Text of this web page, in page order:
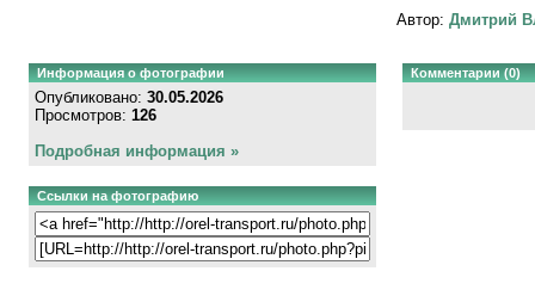
Автор: Дмитрий
Информация о фотографии
Опубликовано: 30.05.2026
Просмотров: 126
Подробная информация »
Ссылки на фотографию
Комментарии (0)